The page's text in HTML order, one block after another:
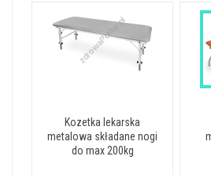
Kozetka lekarska
metalowa składane nogi
do max 200kg